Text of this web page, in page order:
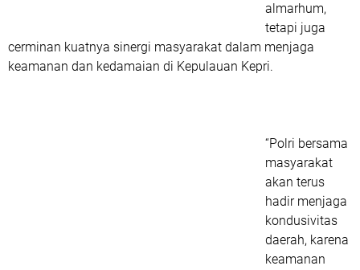
almarhum,
tetapi juga
cerminan kuatnya sinergi masyarakat dalam menjaga
keamanan dan kedamaian di Kepulauan Kepri.
“Polri bersama
masyarakat
akan terus
hadir menjaga
kondusivitas
daerah, karena
keamanan